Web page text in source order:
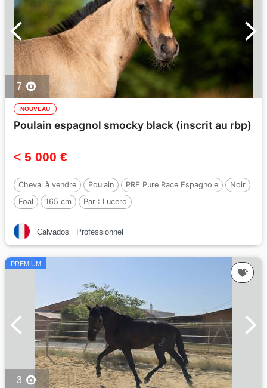
7
NOUVEAU
Poulain espagnol smocky black (inscrit au rbp)
< 5 000 €
Cheval à vendre Poulain PRE Pure Race Espagnole
Noir
Foal
165 cm Par : Lucero
Calvados Professionnel
PREMIUM
3